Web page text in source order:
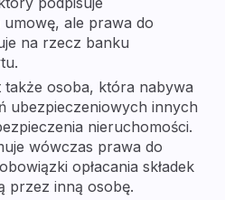
ale prawa do
na rzecz banku
także osoba, która nabywa
ubezpieczeniowych innych
nieruchomości.
wówczas prawa do
opłacania składek
przez inną osobę.